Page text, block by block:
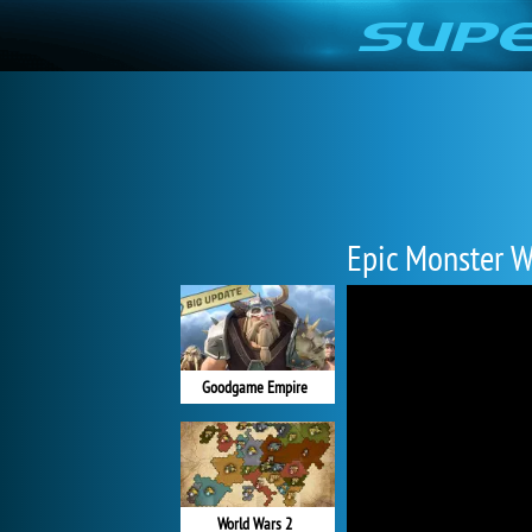
Epic Monster
Goodgame Empire
World Wars 2